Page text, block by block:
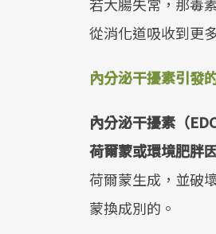
從消化道吸收到更
內分泌干擾素引發
內分泌干擾素（
荷爾蒙或環境肥胖
荷爾蒙生成，並破
蒙換成別的。